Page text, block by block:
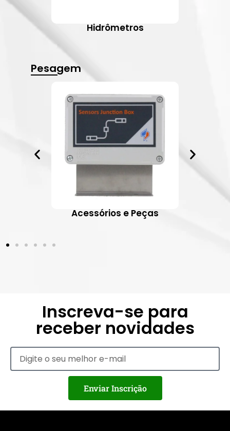
Hidrômetros
Pesagem
Acessórios e Peças
Inscreva-se para
receber novidades
Enviar Inscrição